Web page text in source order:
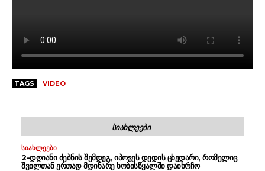
TAGS VIDEO
ᲡᲘᲐᲮᲚᲔᲔᲑᲘ
ᲡᲘᲐᲮᲚᲔᲔᲑᲘ
2-ᲓᲦᲘᲐᲜᲘ ᲫᲔᲑᲜᲘᲡ ᲨᲔᲛᲓᲔᲒ, ᲘᲞᲝᲕᲔᲡ ᲓᲔᲓᲘᲡ ᲪᲮᲔᲓᲐᲠᲘ, ᲠᲝᲛᲔᲚᲘᲪ
ᲨᲕᲘᲚᲗᲐᲜ ᲔᲠᲗᲐᲓ ᲛᲓᲘᲜᲐᲠᲔ ᲮᲝᲑᲘᲡᲬᲧᲐᲚᲨᲘ ᲓᲐᲘᲮᲠᲩᲝ